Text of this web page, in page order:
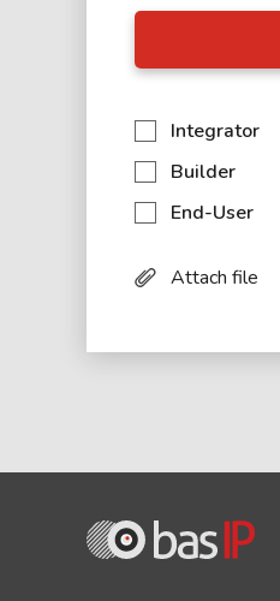
Integrator
Builder
End-User
Attach file